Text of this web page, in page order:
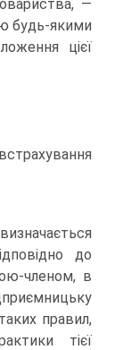
—
будь-якими
цієї
до
членом, в
правил,
тієї